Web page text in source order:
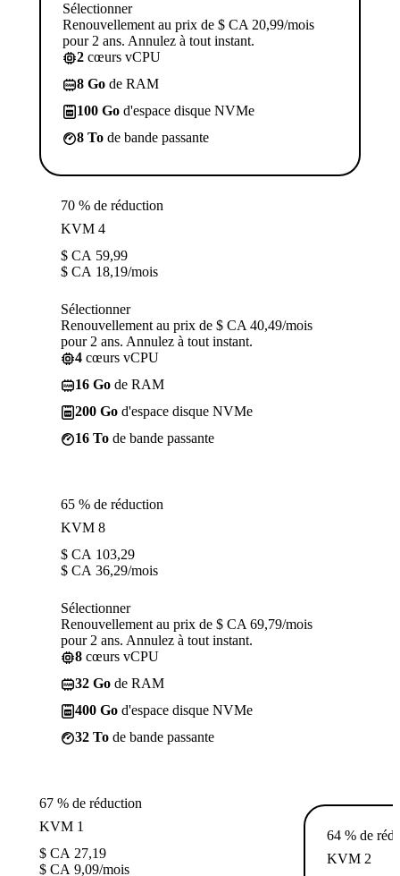
Sélectionner
Renouvellement au prix de $ CA 20,99/mois
pour 2 ans. Annulez à tout instant.
2 cœurs vCPU
8 Go de RAM
100 Go d'espace disque NVMe
8 To de bande passante
70 % de réduction
KVM 4
$ CA 59,99
$ CA 18,19/mois
Sélectionner
Renouvellement au prix de $ CA 40,49/mois
pour 2 ans. Annulez à tout instant.
4 cœurs vCPU
16 Go de RAM
200 Go d'espace disque NVMe
16 To de bande passante
65 % de réduction
KVM 8
$ CA 103,29
$ CA 36,29/mois
Sélectionner
Renouvellement au prix de $ CA 69,79/mois
pour 2 ans. Annulez à tout instant.
8 cœurs vCPU
32 Go de RAM
400 Go d'espace disque NVMe
32 To de bande passante
67 % de réduction
KVM 1
$ CA 27,19
$ CA 9,09/mois
64 % de
KVM 2